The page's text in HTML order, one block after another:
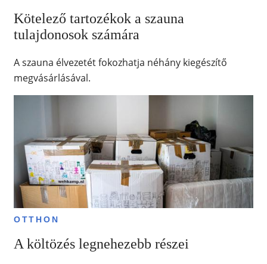
Kötelező tartozékok a szauna
tulajdonosok számára
A szauna élvezetét fokozhatja néhány kiegészítő
megvásárlásával.
OTTHON
A költözés legnehezebb részei